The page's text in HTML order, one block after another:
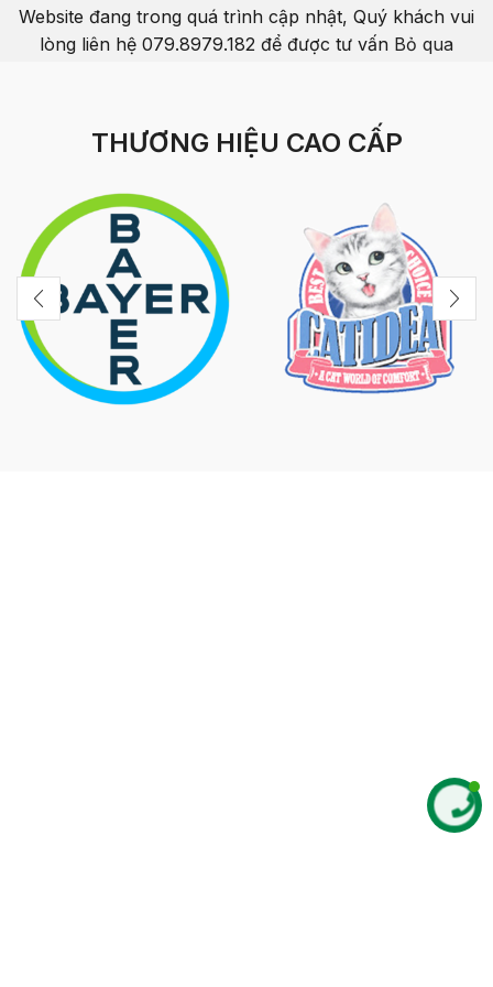
Website đang trong quá trình cập nhật, Quý khách vui
lòng liên hệ 079.8979.182 để được tư vấn Bỏ qua
THƯƠNG HIỆU CAO CẤP